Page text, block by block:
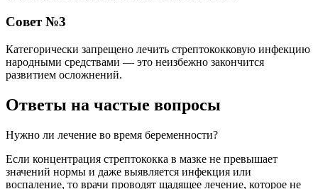
Совет №3
Категорически запрещено лечить стрептококковую инфекцию
народными средствами — это неизбежно закончится
развитием осложнений.
Ответы на частые вопросы
Нужно ли лечение во время беременности?
Если концентрация стрептококка в мазке не превышает
значений нормы и даже выявляется инфекция или
воспаление, то врачи проводят щадящее лечение, которое не